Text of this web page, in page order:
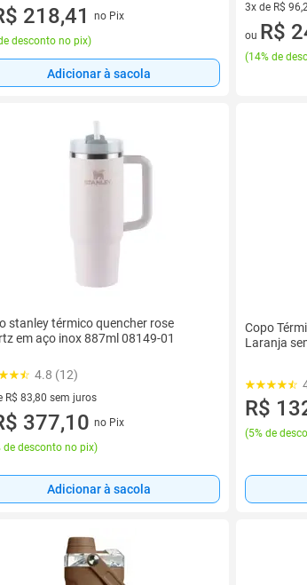
de R$ 76,63 sem juros
218,41
no Pix
desconto no pix)
Adicionar à sacola
3x de R$
3 vez de R$
ou R$
(14% de
stanley térmico quencher rose
em aço inox 887ml 08149-01
4.8 (12)
R$ 83,80 sem juros
de R$ 83,80 sem juros
377,10 no Pix
de desconto no pix)
Adicionar à sacola
Copo
Laranja
R$
(5% de